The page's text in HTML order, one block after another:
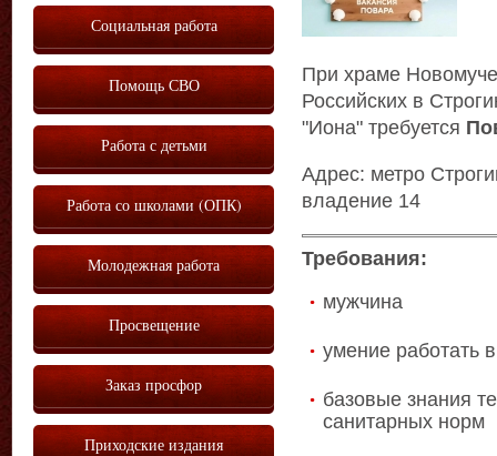
При храме
Российских в
"Иона" требуется
Адрес: метро
владение 14
Требования:
мужчина
умение работать
базовые знания
санитарных норм
Социальная работа
Помощь СВО
Работа с детьми
Работа со школами (ОПК)
Молодежная работа
Просвещение
Заказ просфор
Приходские издания